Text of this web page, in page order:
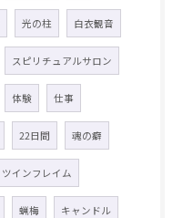
光の柱 白衣観音
スピリチュアルサロン
体験 仕事
22日間 魂の癖
ツインフレイム
蝋梅 キャンドル